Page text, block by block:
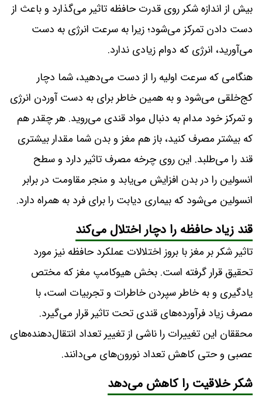
بیش از اندازه شکر روی قدرت حافظه تاثیر می‌گذارد و باعث از
دست دادن تمرکز می‌شود؛ زیرا به سرعت انرژی به دست
می‌آورید، انرژی که دوام زیادی ندارد.
هنگامی که سرعت اولیه را از دست می‌دهید، شما دچار
کج‌خلقی می‌شود و به همین خاطر برای به دست آوردن انرژی
و تمرکز خود مدام به دنبال مواد قندی می‌روید. هر چقدر هم
که بیشتر مصرف کنید، باز هم مغز و بدن شما مقدار بیشتری
قند را می‌طلبد. این روی چرخه مصرف تاثیر دارد و سطح
انسولین را در بدن افزایش می‌یابد و منجر مقاومت در برابر
انسولین می‌شود که بیماری دیابت را برای فرد به همراه دارد.
قند زیاد حافظه را دچار اختلال می‌کند
تاثیر شکر بر مغز با بروز اختلالات عملکرد حافظه نیز مورد
تحقیق قرار گرفته است. بخش هیوکامپ مغز که مختص
یادگیری و به خاطر سپردن خاطرات و تجربیات است، با
مصرف زیاد فرآورده‌های قندی تحت تاثیر قرار می‌گیرد.
محققان این تغییرات را ناشی از تغییر تعداد انتقال‌دهنده‌های
عصبی و حتی کاهش تعداد نورون‌های می‌دانند.
شکر خلاقیت را کاهش می‌دهد